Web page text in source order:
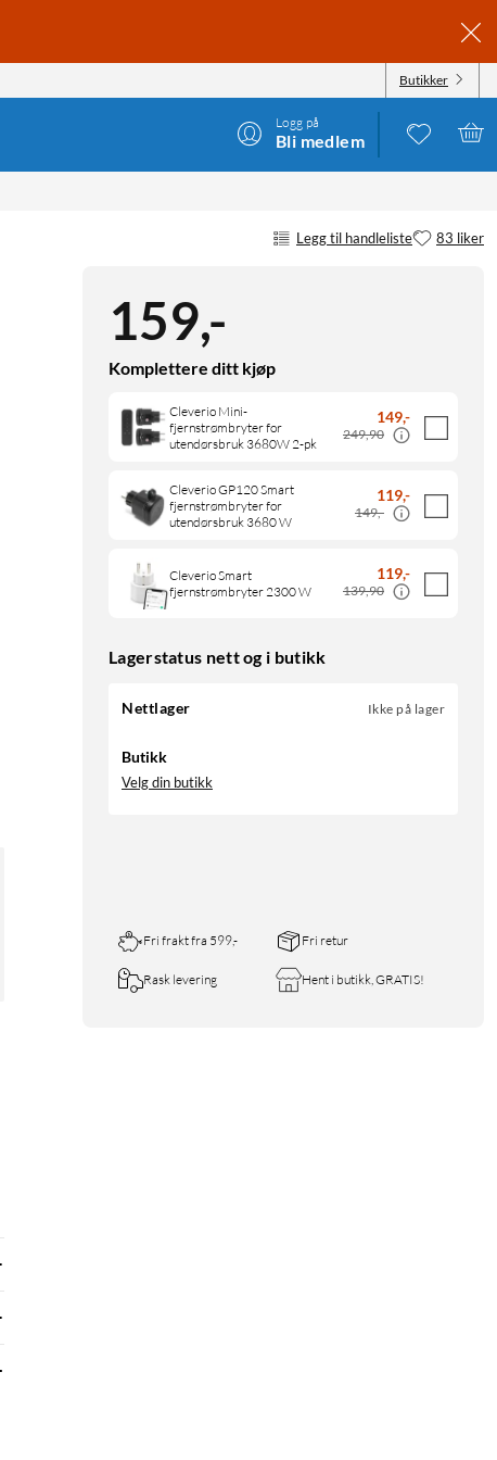
Butikker
Logg på
Bli medlem
Legg til handleliste 83 liker
159,-
Komplettere ditt kjøp
Cleverio Mini-
fjernstrømbryter for
utendørsbruk 3680W 2-pk
149,-
249,90
Cleverio GP120 Smart
fjernstrømbryter for
utendørsbruk 3680 W
119,-
149,-
Cleverio Smart
fjernstrømbryter 2300 W
119,-
139,90
Lagerstatus nett og i butikk
Nettlager Ikke på lager
Butikk
Velg din butikk
Fri frakt fra 599,- Fri retur
Rask levering Hent i butikk, GRATIS!